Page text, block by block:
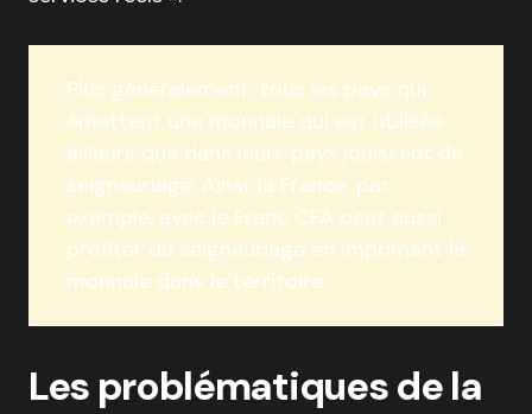
Plus généralement, tous les pays qui
émettent une monnaie qui est utilisée
ailleurs que dans leurs pays jouissent de
seigneuriage. Ainsi, la France, par
exemple, avec le Franc CFA peut aussi
profiter du seigneuriage en imprimant la
monnaie dans le territoire.
Les problématiques de la